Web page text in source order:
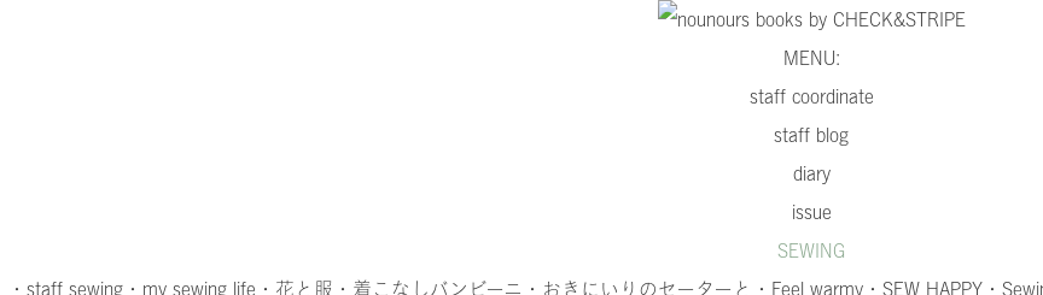
MENU:
staff coordinate
staff blog
diary
issue
SEWING
・staff sewing ・my sewing life ・花と服 ・着こなしバンビーニ ・おきにいりのセーターと ・Feel warmy ・SEW HAPPY ・